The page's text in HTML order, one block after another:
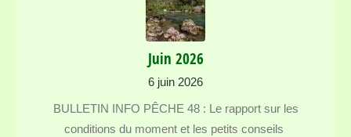
Juin 2026
6 juin 2026
BULLETIN INFO PÊCHE 48 : Le rapport sur les
conditions du moment et les petits conseils